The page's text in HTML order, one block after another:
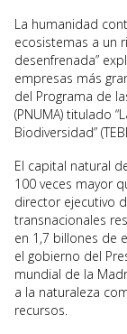
La humanidad
ecosistemas a un
desenfrenada”
empresas más
del Programa de
(PNUMA) titulado
Biodiversidad”
El capital natural
100 veces mayor
director ejecutivo
transnacionales
en 1,7 billones de
el gobierno del
mundial de la
a la naturaleza
recursos.